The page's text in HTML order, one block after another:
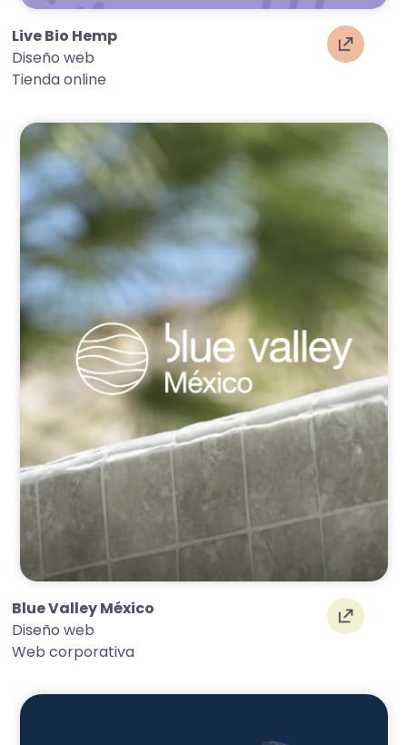
Live Bio Hemp
Diseño web
Tienda online
Blue Valley México
Diseño web
Web corporativa